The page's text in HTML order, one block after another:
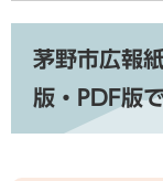
茅野市広報
版・PDF版